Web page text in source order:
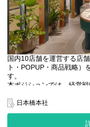
15:00 接客②
16:30 接客②終了、接客後
17:00 接客③
18:30 接客③終了、接客後
19:00 終業
（お客様の予約状況によ
す）
＜業務内容の変更範囲＞
雇入れ直後：上記参照
定期的に社内MTG機会を
にとって
印象深いものとなるよう
り、ブランド認知を広げ
り、店舗運営に留まらず
っています。
【1日の仕事の流れ】
平日は比較的バックオフ
スタッフ1名あたり平日は
します。
＜将来的にMDも担ってい
その場合の業務内容は以
・商品開発・改廃のため
など
・歓迎スキル・経験
- データ分析
- 販売データから商品分
- 他社比較、市場動向を
- 原価・利益のコストコ
- 商品制作まわり
- 工場への見積り依頼
- 商品仕様登録 システ
＜業務で使用する主なツ
国内10店舗を運営する店
ト・POPUP・商品戦略）
す。
本ポジションでは、経営
ン）」「SV（数値管理・
チームを統括し、シナジ
強く牽引していただきます
日本橋本社